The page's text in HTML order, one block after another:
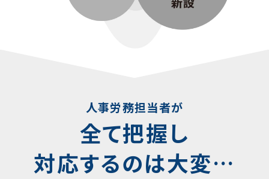
人事労務担当者が
全て把握し
対応するのは大変…